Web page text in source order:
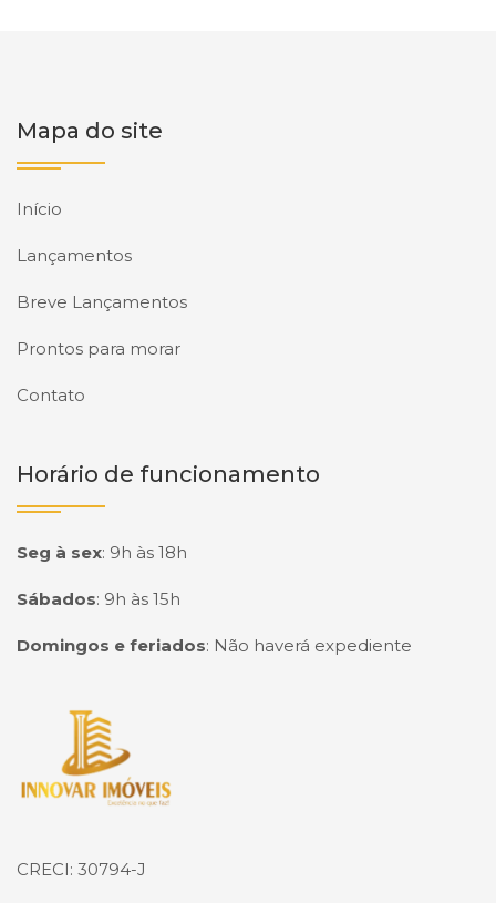
Mapa do site
Início
Lançamentos
Breve Lançamentos
Prontos para morar
Contato
Horário de funcionamento
Seg à sex: 9h às 18h
Sábados: 9h às 15h
Domingos e feriados: Não haverá expediente
Página inicial
CRECI: 30794-J